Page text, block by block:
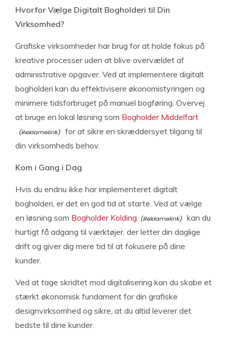
Hvorfor Vælge Digitalt Bogholderi til Din
Virksomhed?
Grafiske virksomheder har brug for at holde fokus på
kreative processer uden at blive overvældet af
administrative opgaver. Ved at implementere digitalt
bogholderi kan du effektivisere økonomistyringen og
minimere tidsforbruget på manuel bogføring. Overvej
at bruge en lokal løsning som Bogholder Middelfart
for at sikre en skræddersyet tilgang til
din virksomheds behov.
Kom i Gang i Dag
Hvis du endnu ikke har implementeret digitalt
bogholderi, er det en god tid at starte. Ved at vælge
en løsning som Bogholder Kolding
kan du
hurtigt få adgang til værktøjer, der letter din daglige
drift og giver dig mere tid til at fokusere på dine
kunder.
Ved at tage skridtet mod digitalisering kan du skabe et
stærkt økonomisk fundament for din grafiske
designvirksomhed og sikre, at du altid leverer det
bedste til dine kunder.